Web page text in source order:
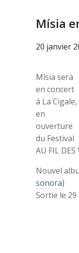
Mísia
20 janvier
Mísia sera
en concert
à La Cigale,
en
ouverture
du Festival
AU FIL DES
Nouvel
sonora)
Sortie le